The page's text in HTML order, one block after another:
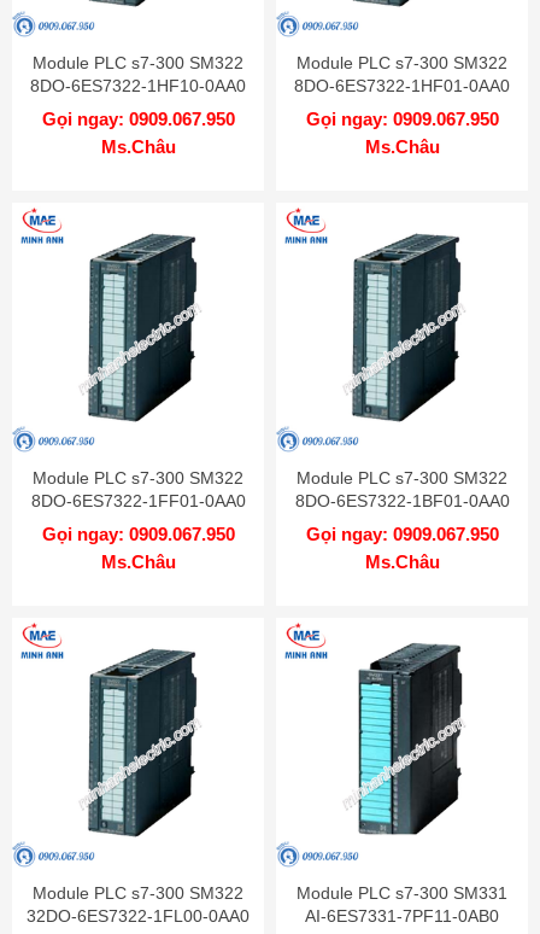
Module PLC s7-300 SM322
8DO-6ES7322-1HF10-0AA0
Gọi ngay: 0909.067.950
Ms.Châu
Module PLC s7-300 SM322
8DO-6ES7322-1HF01-0AA0
Gọi ngay: 0909.067.950
Ms.Châu
Module PLC s7-300 SM322
8DO-6ES7322-1FF01-0AA0
Gọi ngay: 0909.067.950
Ms.Châu
Module PLC s7-300 SM322
8DO-6ES7322-1BF01-0AA0
Gọi ngay: 0909.067.950
Ms.Châu
Module PLC s7-300 SM322
32DO-6ES7322-1FL00-0AA0
Module PLC s7-300 SM331
AI-6ES7331-7PF11-0AB0